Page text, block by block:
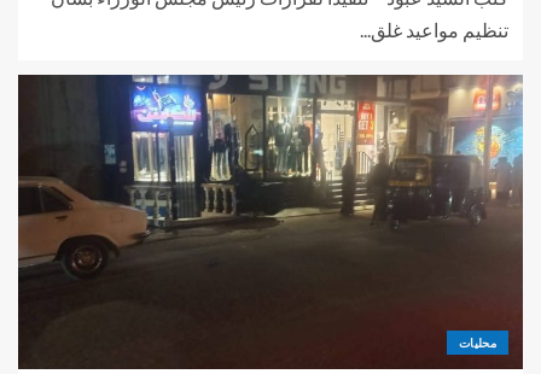
تنظيم مواعيد غلق...
محليات